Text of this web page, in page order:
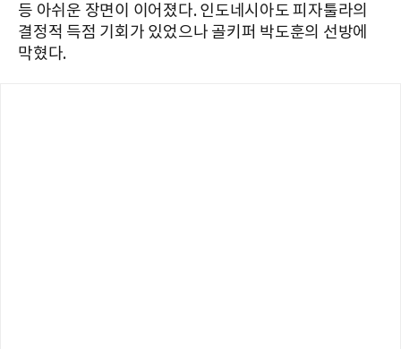
등 아쉬운 장면이 이어졌다. 인도네시아도 피자툴라의
결정적 득점 기회가 있었으나 골키퍼 박도훈의 선방에
막혔다.